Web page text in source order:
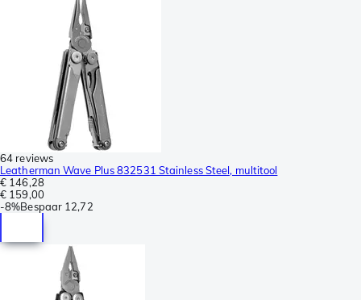
64 reviews
Leatherman Wave Plus 832531 Stainless Steel, multitool
€ 146,28
€ 159,00
-8%Bespaar 12,72